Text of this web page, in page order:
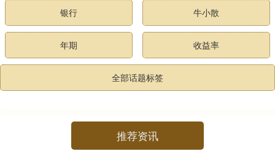
银行 牛小散
年期 收益率
全部话题标签
推荐资讯